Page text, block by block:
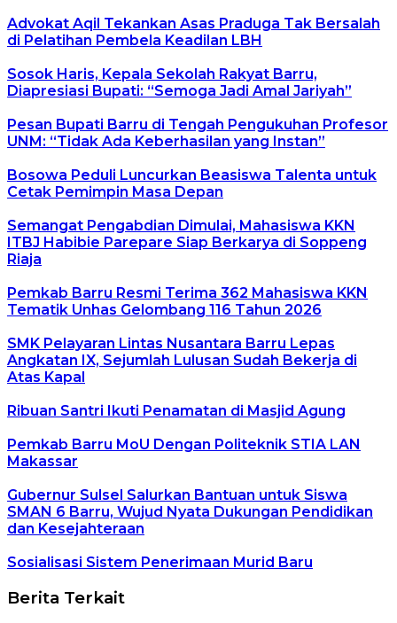
Advokat Aqil Tekankan Asas Praduga Tak Bersalah
di Pelatihan Pembela Keadilan LBH
Sosok Haris, Kepala Sekolah Rakyat Barru,
Diapresiasi Bupati: “Semoga Jadi Amal Jariyah”
Pesan Bupati Barru di Tengah Pengukuhan Profesor
UNM: “Tidak Ada Keberhasilan yang Instan”
Bosowa Peduli Luncurkan Beasiswa Talenta untuk
Cetak Pemimpin Masa Depan
Semangat Pengabdian Dimulai, Mahasiswa KKN
ITBJ Habibie Parepare Siap Berkarya di Soppeng
Riaja
Pemkab Barru Resmi Terima 362 Mahasiswa KKN
Tematik Unhas Gelombang 116 Tahun 2026
SMK Pelayaran Lintas Nusantara Barru Lepas
Angkatan IX, Sejumlah Lulusan Sudah Bekerja di
Atas Kapal
Ribuan Santri Ikuti Penamatan di Masjid Agung
Pemkab Barru MoU Dengan Politeknik STIA LAN
Makassar
Gubernur Sulsel Salurkan Bantuan untuk Siswa
SMAN 6 Barru, Wujud Nyata Dukungan Pendidikan
dan Kesejahteraan
Sosialisasi Sistem Penerimaan Murid Baru
Berita Terkait